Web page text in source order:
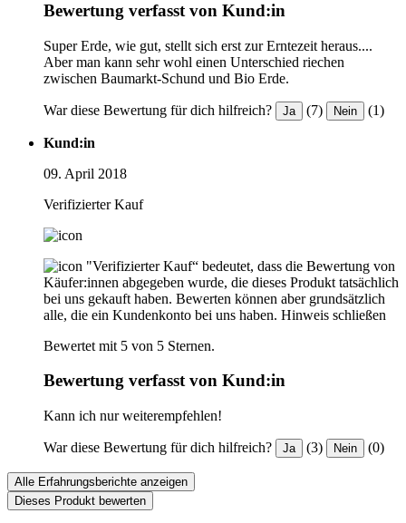
Bewertung verfasst von Kund:in
Super Erde, wie gut, stellt sich erst zur Erntezeit heraus....
Aber man kann sehr wohl einen Unterschied riechen
zwischen Baumarkt-Schund und Bio Erde.
War diese Bewertung für dich hilfreich? Ja (7) Nein (1)
Kund:in
09. April 2018
Verifizierter Kauf
"Verifizierter Kauf“ bedeutet, dass die Bewertung von
Käufer:innen abgegeben wurde, die dieses Produkt tatsächlich
bei uns gekauft haben. Bewerten können aber grundsätzlich
alle, die ein Kundenkonto bei uns haben. Hinweis schließen
Bewertet mit 5 von 5 Sternen.
Bewertung verfasst von Kund:in
Kann ich nur weiterempfehlen!
War diese Bewertung für dich hilfreich? Ja (3) Nein (0)
Alle Erfahrungsberichte anzeigen
Dieses Produkt bewerten